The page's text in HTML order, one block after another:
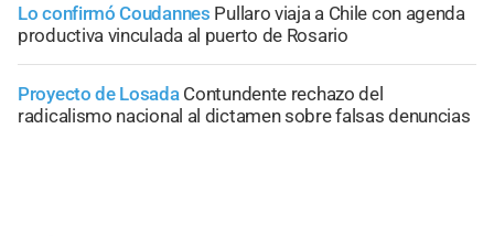
Lo confirmó Coudannes Pullaro viaja a Chile con agenda
productiva vinculada al puerto de Rosario
Proyecto de Losada Contundente rechazo del
radicalismo nacional al dictamen sobre falsas denuncias